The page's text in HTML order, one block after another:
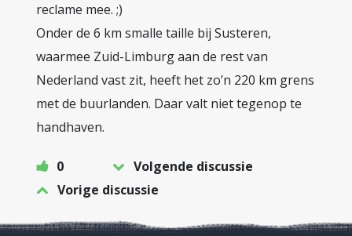
reclame mee. ;)
Onder de 6 km smalle taille bij Susteren,
waarmee Zuid-Limburg aan de rest van
Nederland vast zit, heeft het zo’n 220 km grens
met de buurlanden. Daar valt niet tegenop te
handhaven.
0
Volgende discussie
Vorige discussie